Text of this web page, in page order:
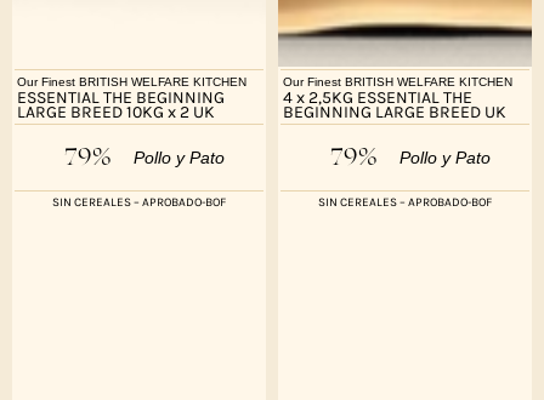
Our Finest BRITISH WELFARE KITCHEN
ESSENTIAL THE BEGINNING
LARGE BREED 10KG x 2 UK
79% Pollo y Pato
SIN CEREALES – APROBADO-BOF
Our Finest BRITISH WELFARE KITCHEN
4 x 2,5KG ESSENTIAL THE
BEGINNING LARGE BREED UK
79% Pollo y Pato
SIN CEREALES – APROBADO-BOF